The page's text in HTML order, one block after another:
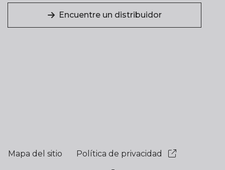
Encuentre un distribuidor
Mapa del sitio Política de privacidad